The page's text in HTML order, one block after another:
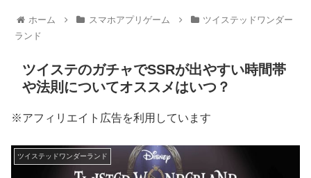
ホーム スマホアプリゲーム
ツイステッドワンダー
ランド
ツイステのガチャでSSRが出やすい時間帯
や法則についてオススメはいつ？
※アフィリエイト広告を利用しています
ツイステッドワンダーランド